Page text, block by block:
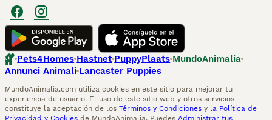
Pets4Homes Hastnet PuppyPlaats MundoAnimalia
Annunci Animali Lancaster Puppies
MundoAnimalia.com utiliza cookies en este sitio para mejorar tu
experiencia de usuario. El uso de este sitio web y otros servicios
constituye la aceptación de los Términos y Condiciones y la Política de